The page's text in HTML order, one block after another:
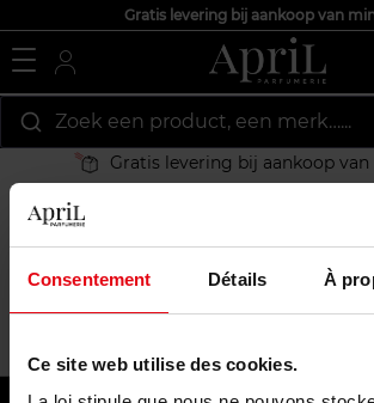
Consentement Détails À
Ce site web utilise des cookies.
Gratis levering bij aankoop van
Zoek een product, een merk…...
Gratis levering bij aankoop van
Home Fout pagina
Accès interdit
Vous n'êtes pas autorisé à accéder à cette